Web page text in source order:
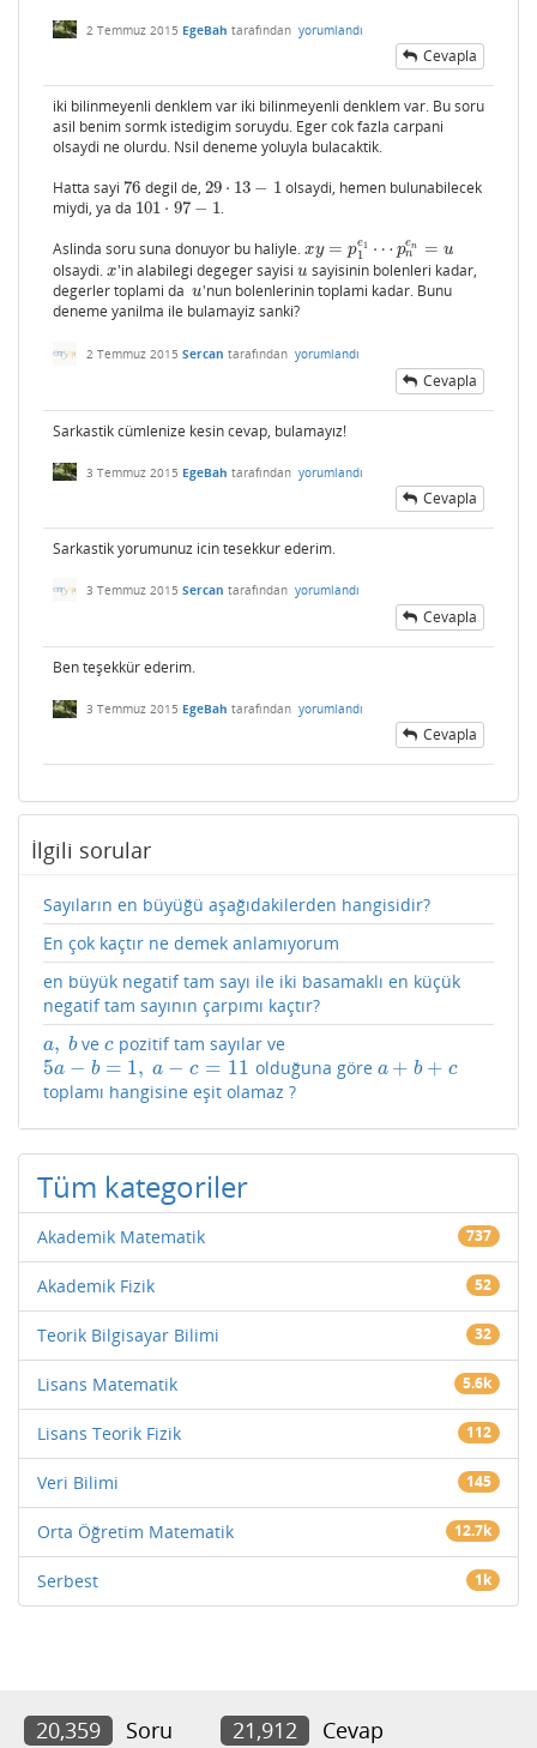
2 Temmuz 2015 EgeBah tarafından yorumlandı
Cevapla
iki bilinmeyenli denklem var iki bilinmeyenli denklem var. Bu soru
asil benim sormk istedigim soruydu. Eger cok fazla carpani
olsaydi ne olurdu. Nsil deneme yoluyla bulacaktik.
Hatta sayi 76
76 degil de, 29 ⋅ 13 − 1
29⋅ 13− 1
olsaydi, hemen bulunabilecek
miydi, ya da 101 ⋅ 97 − 1
101 97− 1
.
Aslinda soru suna donuyor bu haliyle. xy = pe1
1 ⋯ pen
n = u
xy= p1 e1⋯pn en=
olsaydi. x
x'in alabilegi degeger sayisi u
u sayisinin bolenleri kadar,
degerler toplami da u
u'nun bolenlerinin toplami kadar. Bunu
deneme yanilma ile bulamayiz sanki?
2 Temmuz 2015 Sercan tarafından yorumlandı
Cevapla
Sarkastik cümlenize kesin cevap, bulamayız!
3 Temmuz 2015 EgeBah tarafından yorumlandı
Cevapla
Sarkastik yorumunuz icin tesekkur ederim.
3 Temmuz 2015 Sercan tarafından yorumlandı
Cevapla
Ben teşekkür ederim.
3 Temmuz 2015 EgeBah tarafından yorumlandı
Cevapla
İlgili sorular
Sayıların en büyüğü aşağıdakilerden hangisidir?
En çok kaçtır ne demek anlamıyorum
en büyük negatif tam sayı ile iki basamaklı en küçük
negatif tam sayının çarpımı kaçtır?
a, b
a, b vec
c pozitif tam sayılar ve
5a − b = 1, a − c = 11
5a−b=1 a−c= 11 olduğuna göre a + b + c
a+b+c
toplamı hangisine eşit olamaz ?
Tüm kategoriler
Akademik Matematik 737
Akademik Fizik 52
Teorik Bilgisayar Bilimi 32
Lisans Matematik 5.6k
Lisans Teorik Fizik 112
Veri Bilimi 145
Orta Öğretim Matematik 12.7k
Serbest 1k
20,359 Soru 21,912 Cevap